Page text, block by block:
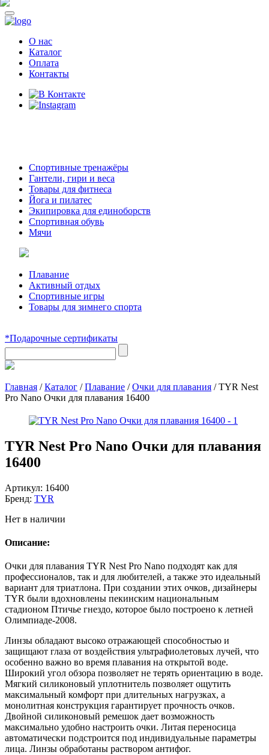
О нас
Каталог
Оплата
Контакты
Спортивные тренажёры
Гантели, гири и веса
Товары для фитнеса
Йога и пилатес
Экипировка для единоборств
Спортивная обувь
Мячи
Плавание
Активный отдых
Спортивные игры
Товары для зимнего спорта
*Подарочные сертификаты
Главная /Каталог /Плавание /Очки для плавания /TYR Nest
Pro Nano Очки для плавания 16400
TYR Nest Pro Nano Очки для плавания
16400
Артикул: 16400
Бренд: TYR
Нет в наличии
Описание:
Очки для плавания TYR Nest Pro Nano подходят как для
профессионалов, так и для любителей, а также это идеальный
вариант для триатлона. При создании этих очков, дизайнеры
TYR были вдохновлены пекинским национальным
стадионом Птичье гнездо, которое было построено к летней
Олимпиаде-2008.
Линзы обладают высоко отражающей способностью и
защищают глаза от воздействия ультрафиолетовых лучей, что
особенно важно во время плавания на открытой воде.
Широкий угол обзора позволяет не терять ориентацию в воде.
Мягкий силиконовый уплотнитель позволяет ощутить
максимальный комфорт при длительных нагрузках, а
монолитная конструкция гарантирует прочность очков.
Двойной силиконовый ремешок дает возможность
максимально удобно настроить очки. Литая переносица
автоматически подстроится под индивидуальные параметры
лица. Линзы обработаны раствором антифог.